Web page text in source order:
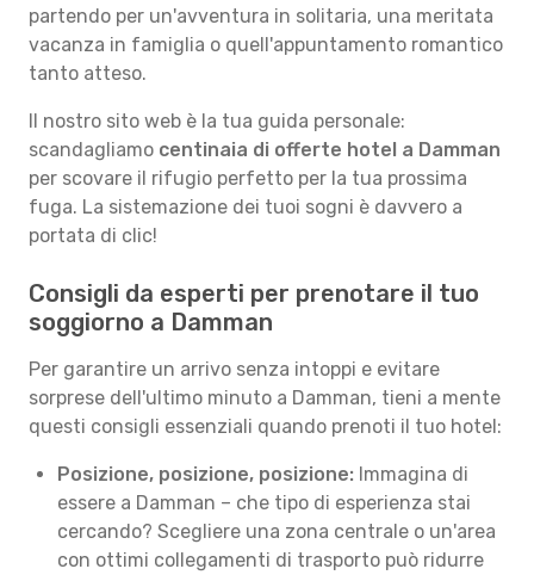
partendo per un'avventura in solitaria, una meritata
vacanza in famiglia o quell'appuntamento romantico
tanto atteso.
Il nostro sito web è la tua guida personale:
scandagliamo centinaia di offerte hotel a Damman
per scovare il rifugio perfetto per la tua prossima
fuga. La sistemazione dei tuoi sogni è davvero a
portata di clic!
Consigli da esperti per prenotare il tuo
soggiorno a Damman
Per garantire un arrivo senza intoppi e evitare
sorprese dell'ultimo minuto a Damman, tieni a mente
questi consigli essenziali quando prenoti il tuo hotel:
Posizione, posizione, posizione: Immagina di
essere a Damman – che tipo di esperienza stai
cercando? Scegliere una zona centrale o un'area
con ottimi collegamenti di trasporto può ridurre